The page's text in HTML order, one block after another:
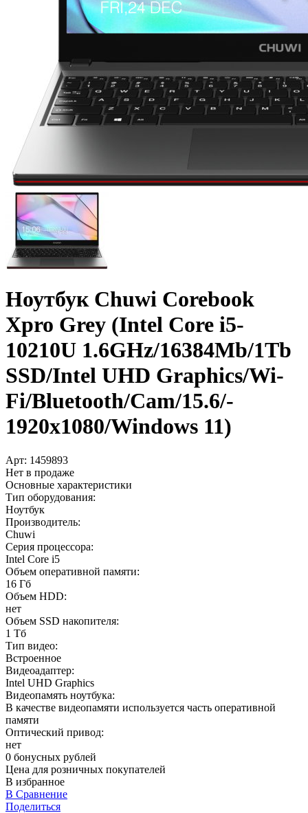
Ноутбук Chuwi Corebook
Xpro Grey (Intel Core i5-
10210U 1.6GHz/­16384Mb/­1Tb
SSD/­Intel UHD Graphics/­Wi-
Fi/­Bluetooth/­Cam/­15.6/­
1920x1080/­Windows 11)
Арт: 1459893
Нет в продаже
Основные характеристики
Тип оборудования:
Ноутбук
Производитель:
Chuwi
Серия процессора:
Intel Core i5
Объем оперативной памяти:
16 Гб
Объем HDD:
нет
Объем SSD накопителя:
1 Тб
Тип видео:
Встроенное
Видеоадаптер:
Intel UHD Graphics
Видеопамять ноутбука:
В качестве видеопамяти используется часть оперативной
памяти
Оптический привод:
нет
0 бонусных рублей
Цена для розничных покупателей
В избранное
В Сравнение
Поделиться